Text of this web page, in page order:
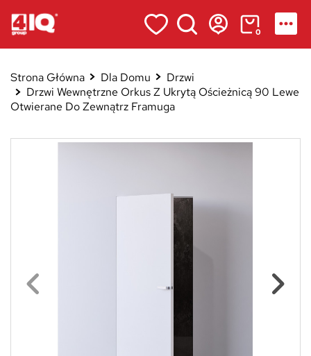
0
Strona Główna Dla Domu
Drzwi
Drzwi Wewnętrzne Orkus Z Ukrytą Ościeżnicą 90 Lewe
Otwierane Do Zewnątrz Framuga